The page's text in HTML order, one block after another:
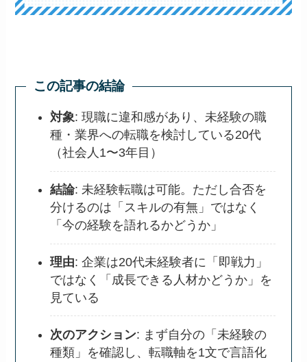
この記事の結論
対象: 現職に違和感があり、未経験の職
種・業界への転職を検討している20代
（社会人1〜3年目）
結論: 未経験転職は可能。ただし合否を
分けるのは「スキルの有無」ではなく
「今の経験を語れるかどうか」
理由: 企業は20代未経験者に「即戦力」
ではなく「成長できる人材かどうか」を
見ている
次のアクション: まず自分の「未経験の
種類」を確認し、転職軸を1文で言語化